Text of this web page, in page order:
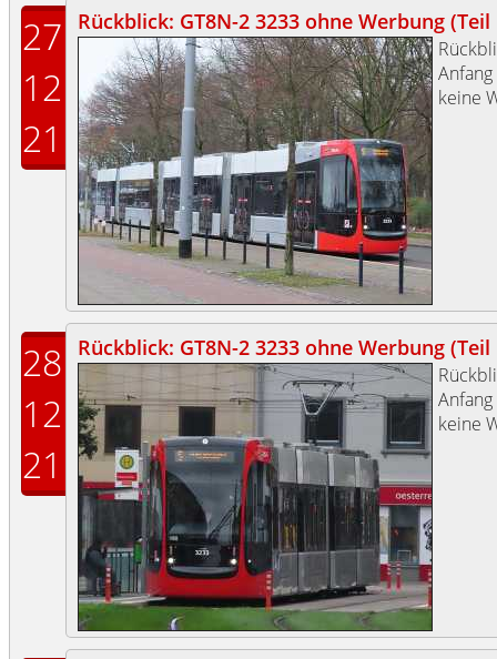
27
12
21
Rückblick: GT8N-2 3233 ohne Werbung (Teil
keine
28
12
21
Rückblick: GT8N-2 3233 ohne Werbung (Teil
keine